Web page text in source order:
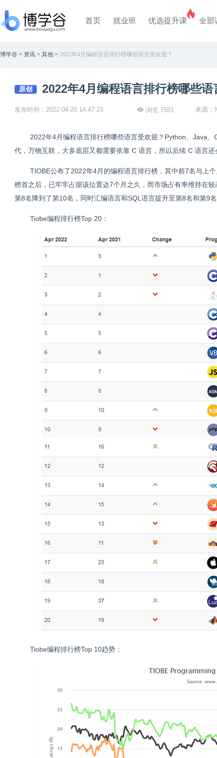
首页 就业班 优选提升课 全部
博学谷 > 资讯 > 其他 > 2022年4月编程语言排行榜哪些语言受欢迎？
原创 2022年4月编程语言排行榜哪些语
发布时间：2022-04-20 14:47:23 浏览 7551 来源：
2022年4月编程语言排行榜哪些语言受欢迎？Python、Java
代，万物互联，大多底层又都需要依靠 C 语言，所以后续 C 语言
TIOBE公布了2022年4月的编程语言排行榜，其中前7名与上
榜首之后，已牢牢占据该位置达7个月之久，而市场占有率维持在
第8名降到了第10名，同时汇编语言和SQL语言提升至第8名和第9
Tiobe编程排行榜Top 20：
Tiobe编程排行榜Top 10趋势：